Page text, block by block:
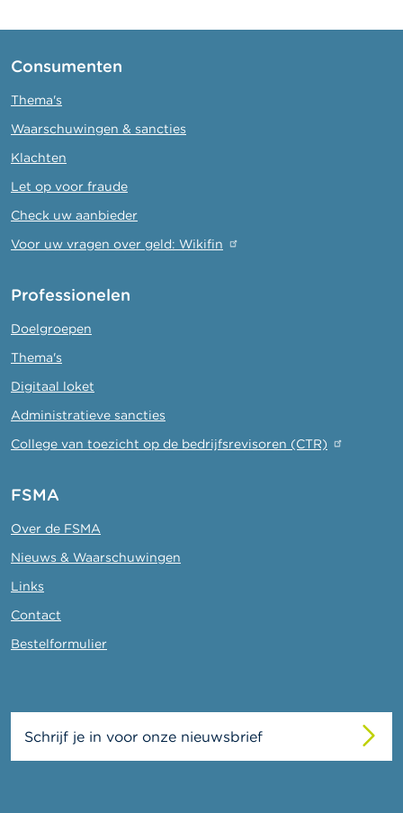
Consumenten
Thema's
Waarschuwingen & sancties
Klachten
Let op voor fraude
Check uw aanbieder
Voor uw vragen over geld: Wikifin
Professionelen
Doelgroepen
Thema's
Digitaal loket
Administratieve sancties
College van toezicht op de bedrijfsrevisoren (CTR)
FSMA
Over de FSMA
Nieuws & Waarschuwingen
Links
Contact
Bestelformulier
Schrijf je in voor onze nieuwsbrief